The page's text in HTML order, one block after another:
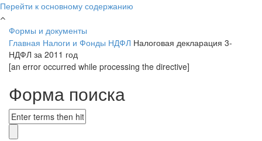
Перейти к основному содержанию
Формы и документы
Главная Налоги и Фонды НДФЛ Налоговая декларация 3-
НДФЛ за 2011 год
[an error occurred while processing the directive]
Форма поиска